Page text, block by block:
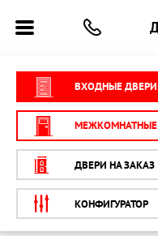
ВХОДНЫЕ ДВЕРИ
МЕЖКОМНАТНЫЕ
ДВЕРИ НА ЗАКАЗ
КОНФИГУРАТОР